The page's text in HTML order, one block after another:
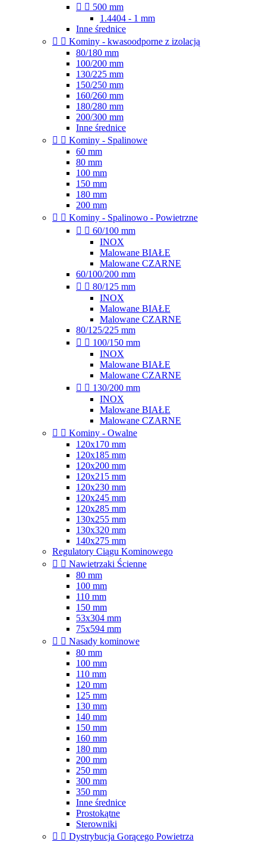
  500 mm
1.4404 - 1 mm
Inne średnice
  Kominy - kwasoodporne z izolacją
80/180 mm
100/200 mm
130/225 mm
150/250 mm
160/260 mm
180/280 mm
200/300 mm
Inne średnice
  Kominy - Spalinowe
60 mm
80 mm
100 mm
150 mm
180 mm
200 mm
  Kominy - Spalinowo - Powietrzne
  60/100 mm
INOX
Malowane BIAŁE
Malowane CZARNE
60/100/200 mm
  80/125 mm
INOX
Malowane BIAŁE
Malowane CZARNE
80/125/225 mm
  100/150 mm
INOX
Malowane BIAŁE
Malowane CZARNE
  130/200 mm
INOX
Malowane BIAŁE
Malowane CZARNE
  Kominy - Owalne
120x170 mm
120x185 mm
120x200 mm
120x215 mm
120x230 mm
120x245 mm
120x285 mm
130x255 mm
130x320 mm
140x275 mm
Regulatory Ciągu Kominowego
  Nawietrzaki Ścienne
80 mm
100 mm
110 mm
150 mm
53x304 mm
75x594 mm
  Nasady kominowe
80 mm
100 mm
110 mm
120 mm
125 mm
130 mm
140 mm
150 mm
160 mm
180 mm
200 mm
250 mm
300 mm
350 mm
Inne średnice
Prostokątne
Sterowniki
  Dystrybucja Gorącego Powietrza